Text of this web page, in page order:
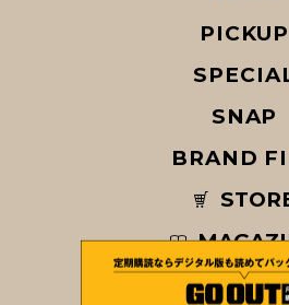
PICKUP
SNAP
BRAND